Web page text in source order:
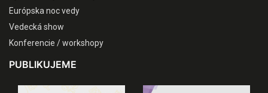
Európska noc vedy
Vedecká show
Konferencie / workshopy
PUBLIKUJEME